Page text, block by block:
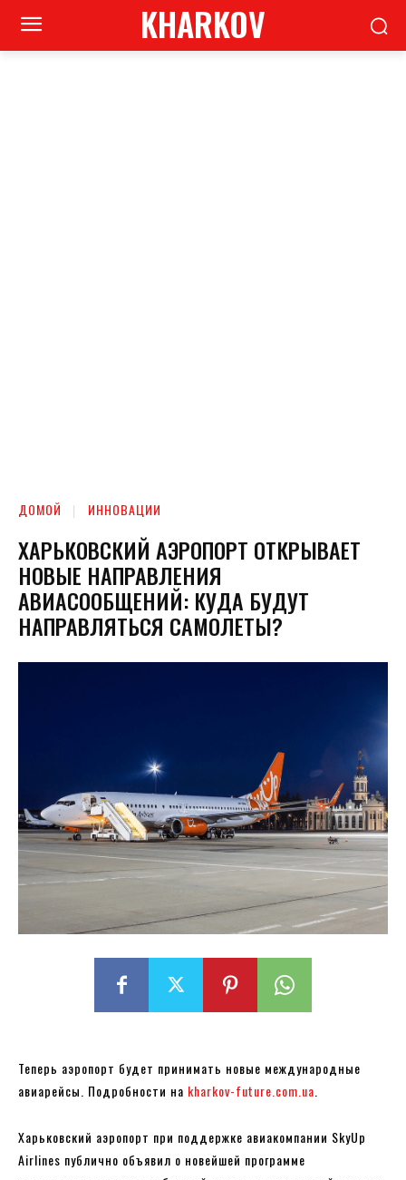
KHARKOV
ДОМОЙ ИННОВАЦИИ
ХАРЬКОВСКИЙ АЭРОПОРТ ОТКРЫВАЕТ
НОВЫЕ НАПРАВЛЕНИЯ
АВИАСООБЩЕНИЙ: КУДА БУДУТ
НАПРАВЛЯТЬСЯ САМОЛЕТЫ?
Теперь аэропорт будет принимать новые международные
авиарейсы. Подробности на kharkov-future.com.ua
Харьковский аэропорт при поддержке авиакомпании SkyUp
Airlines публично объявил о новейшей программе